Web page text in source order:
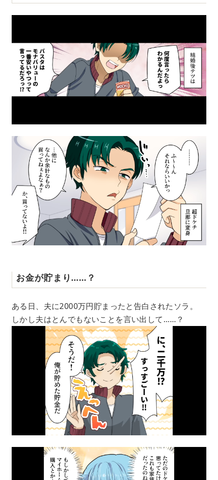
お金が貯まり……？
ある日、夫に2000万円貯まったと告白されたソラ。
しかし夫はとんでもないことを言い出して……？